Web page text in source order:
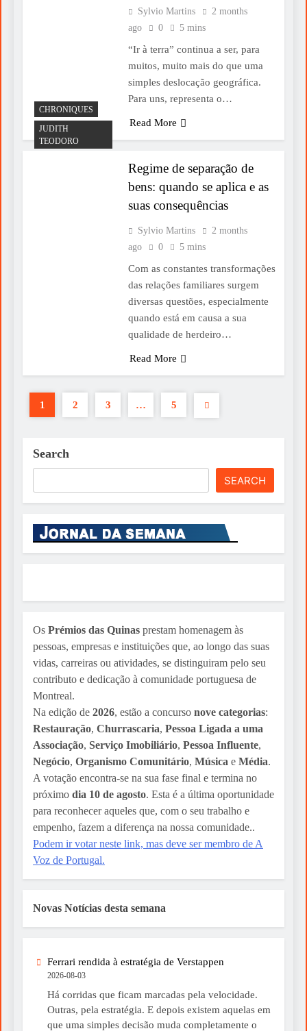
Sylvio Martins
2 months
ago
0 5 mins
“Ir à terra” continua a ser, para
muitos, muito mais do que uma
simples deslocação geográfica.
Para uns, representa o…
Read More
CHRONIQUES
JUDITH
TEODORO
Regime de separação de
bens: quando se aplica e as
suas consequências
Sylvio Martins
2 months
ago
0 5 mins
Com as constantes transformações
das relações familiares surgem
diversas questões, especialmente
quando está em causa a sua
qualidade de herdeiro…
Read More
1 2 3 … 5
Search
SEARCH
Os Prémios das Quinas prestam homenagem às
pessoas, empresas e instituições que, ao longo das suas
vidas, carreiras ou atividades, se distinguiram pelo seu
contributo e dedicação à comunidade portuguesa de
Montreal.
Na edição de 2026, estão a concurso nove categorias:
Restauração, Churrascaria, Pessoa Ligada a uma
Associação, Serviço Imobiliário, Pessoa Influente,
Negócio, Organismo Comunitário, Música e Média.
A votação encontra-se na sua fase final e termina no
próximo dia 10 de agosto. Esta é a última oportunidade
para reconhecer aqueles que, com o seu trabalho e
empenho, fazem a diferença na nossa comunidade..
Podem ir votar neste link, mas deve ser membro de A
Voz de Portugal.
Novas Notícias desta semana
Ferrari rendida à estratégia de Verstappen
2026-08-03
Há corridas que ficam marcadas pela velocidade.
Outras, pela estratégia. E depois existem aquelas em
que uma simples decisão muda completamente o